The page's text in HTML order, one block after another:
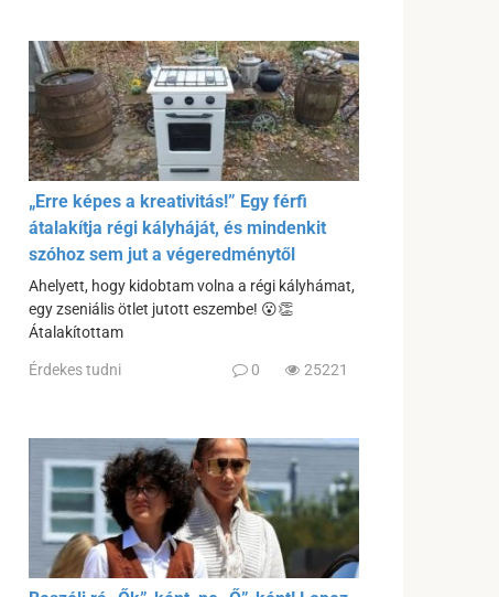
„Erre képes a kreativitás!” Egy férfi
átalakítja régi kályháját, és mindenkit
szóhoz sem jut a végeredménytől
Ahelyett, hogy kidobtam volna a régi kályhámat,
egy zseniális ötlet jutott eszembe! 😮👏
Átalakítottam
Érdekes tudni 0 25221